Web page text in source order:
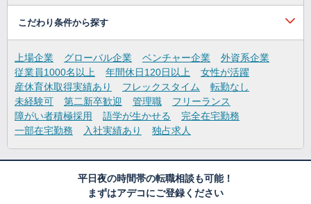
こだわり条件から探す
上場企業 グローバル企業 ベンチャー企業
外資系企業
従業員1000名以上
年間休日120日以上
女性が活躍
産休育休取得実績あり
フレックスタイム
転勤なし
未経験可
第二新卒歓迎 管理職
フリーランス
障がい者積極採用
語学が生かせる
完全在宅勤務
一部在宅勤務
入社実績あり 独占求人
平日夜の時間帯の転職相談も可能！
まずはアデコにご登録ください